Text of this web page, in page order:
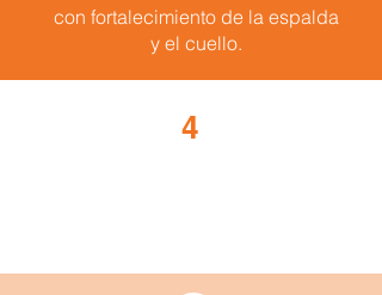
con fortalecimiento de la espalda
y el cuello.
4